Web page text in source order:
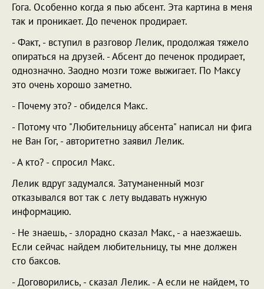
Гога. Особенно когда я пью абсент. Эта картина в меня
так и проникает. До печенок продирает.
- Факт, - вступил в разговор Лелик, продолжая тяжело
опираться на друзей. - Абсент до печенок продирает,
однозначно. Заодно мозги тоже выжигает. По Максу
это очень хорошо заметно.
- Почему это? - обиделся Макс.
- Потому что "Любительницу абсента" написал ни фига
не Ван Гог, - авторитетно заявил Лелик.
- А кто? - спросил Макс.
Лелик вдруг задумался. Затуманенный мозг
отказывался вот так с лету выдавать нужную
информацию.
- Не знаешь, - злорадно сказал Макс, - а наезжаешь.
Если сейчас найдем любительницу, ты мне должен
сто баксов.
- Договорились, - сказал Лелик. - А если не найдем, то